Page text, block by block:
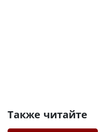
Также читайте